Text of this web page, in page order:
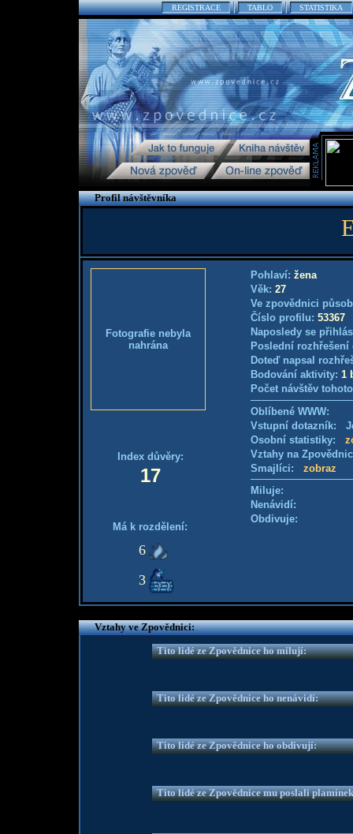
REGISTRACE TABLO STATISTIKA
Profil návštěvníka
Fotografie nebyla
nahrána
Index důvěry:
17
Má k rozdělení:
6
3
Pohlaví: žena
Věk: 27
Ve zpovědnici
Číslo profilu: 53367
Naposledy se
Poslední
Doteď napsal
Bodování aktivity: 1
Počet návštěv
Oblíbené WWW:
Vstupní dotazník:
Osobní statistiky:
Vztahy na
Smajlíci: zobraz
Miluje:
Nenávidí:
Obdivuje:
Vztahy ve Zpovědnici:
Tito lidé ze Zpovědnice ho milují:
Tito lidé ze Zpovědnice ho nenávidí:
Tito lidé ze Zpovědnice ho obdivují:
Tito lidé ze Zpovědnice mu poslali